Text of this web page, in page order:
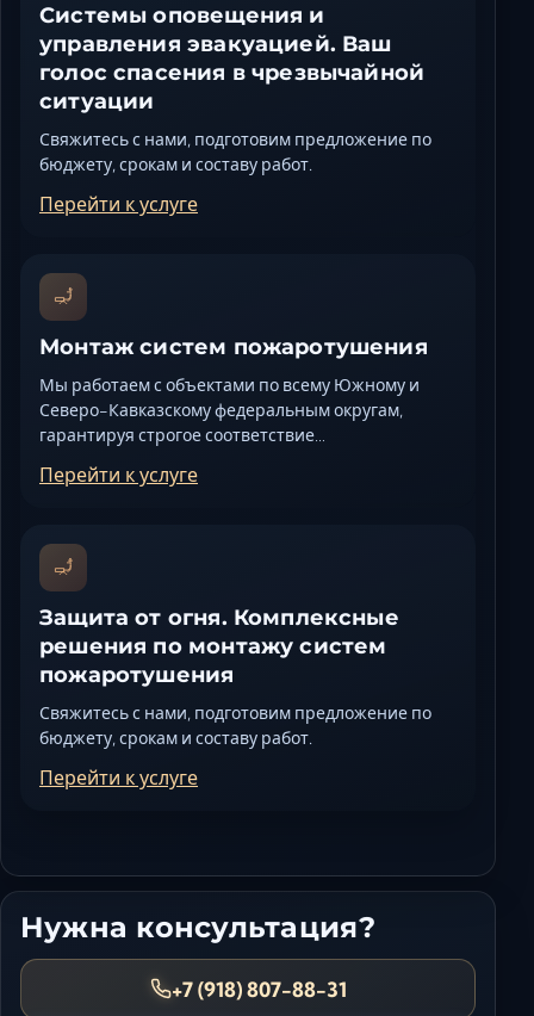
Системы оповещения и
управления эвакуацией. Ваш
голос спасения в чрезвычайной
ситуации
Свяжитесь с нами, подготовим предложение по
бюджету, срокам и составу работ.
Перейти к услуге
Монтаж систем пожаротушения
Мы работаем с объектами по всему Южному и
Северо-Кавказскому федеральным округам,
гарантируя строгое соответствие…
Перейти к услуге
Защита от огня. Комплексные
решения по монтажу систем
пожаротушения
Свяжитесь с нами, подготовим предложение по
бюджету, срокам и составу работ.
Перейти к услуге
Нужна консультация?
+7 (918) 807-88-31